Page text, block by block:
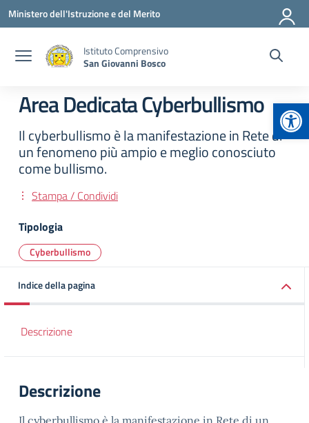
Vai ai contenuti
Vai al menu di navigazione
Vai al footer
Ministero dell'Istruzione e del Merito
Istituto Comprensivo
San Giovanni Bosco
Area Dedicata Cyberbullismo
Il cyberbullismo è la manifestazione in Rete di
un fenomeno più ampio e meglio conosciuto
come bullismo.
Stampa / Condividi
Tipologia
Cyberbullismo
Indice della pagina
Descrizione
Descrizione
Il cyberbullismo è la manifestazione in Rete di un